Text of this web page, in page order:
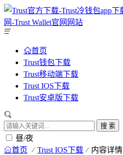
首页
Trust钱包下载
Trust移动端下载
Trust IOS下载
Trust安卓版下载
搜 索
昼/夜
首页 Trust IOS下载 内容详情